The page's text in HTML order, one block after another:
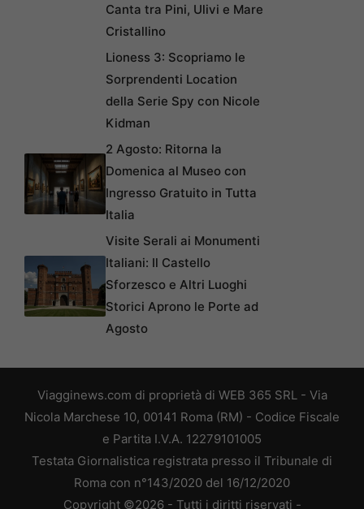
Canta tra Pini, Ulivi e Mare
Cristallino
Lioness 3: Scopriamo le
Sorprendenti Location
della Serie Spy con Nicole
Kidman
2 Agosto: Ritorna la
Domenica al Museo con
Ingresso Gratuito in Tutta
Italia
Visite Serali ai Monumenti
Italiani: Il Castello
Sforzesco e Altri Luoghi
Storici Aprono le Porte ad
Agosto
Viagginews.com di proprietà di WEB 365 SRL - Via
Nicola Marchese 10, 00141 Roma (RM) - Codice Fiscale
e Partita I.V.A. 12279101005
Testata Giornalistica registrata presso il Tribunale di
Roma con n°143/2020 del 16/12/2020
Copyright ©2026 - Tutti i diritti riservati -